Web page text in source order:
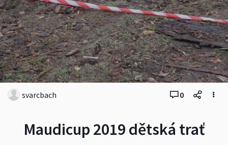
Maudicup 2019 dětská trať
svarcbach 0